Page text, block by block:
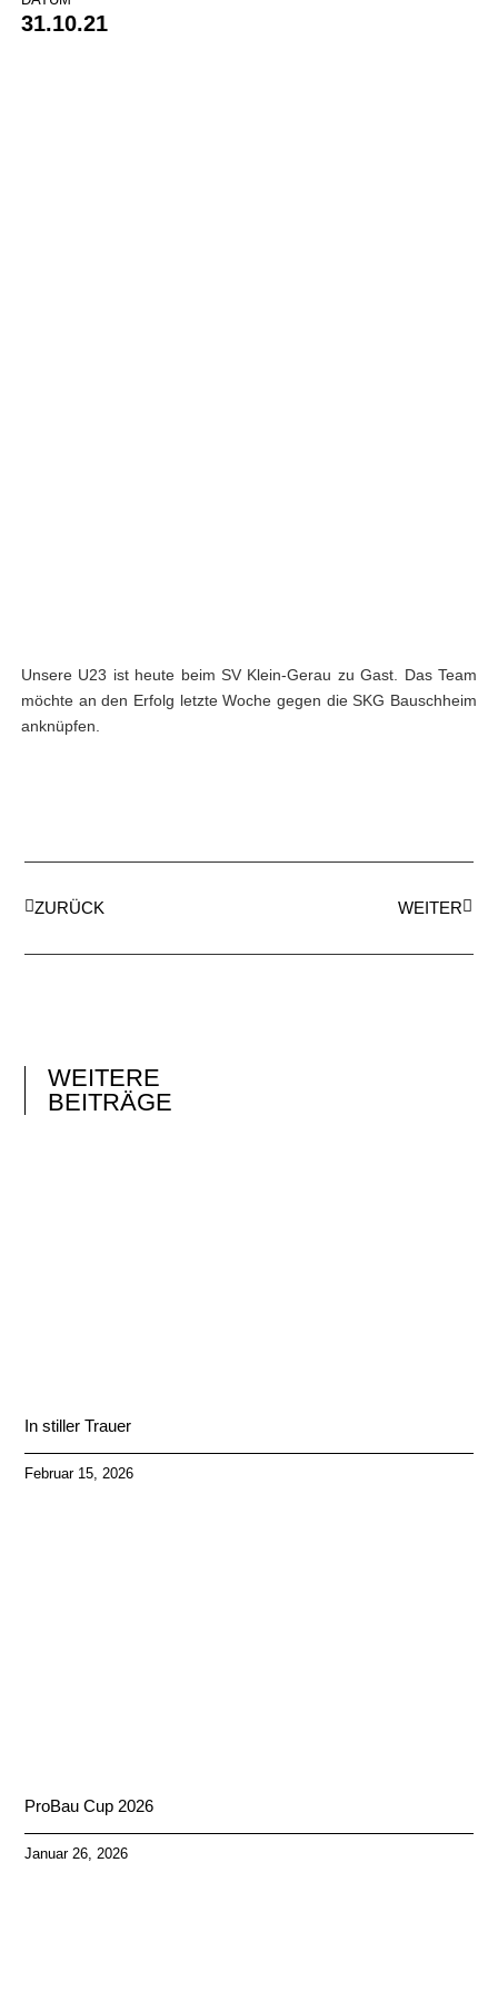
31.10.21
Unsere U23 ist heute beim SV Klein-Gerau zu Gast. Das Team
möchte an den Erfolg letzte Woche gegen die SKG Bauschheim
anknüpfen.
ZURÜCK WEITER
WEITERE
BEITRÄGE
In stiller Trauer
Februar 15, 2026
ProBau Cup 2026
Januar 26, 2026